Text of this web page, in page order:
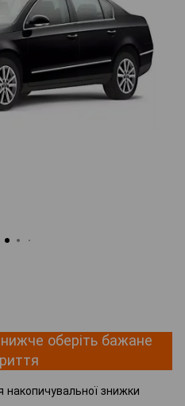
оберіть бажане
накопичувальної знижки